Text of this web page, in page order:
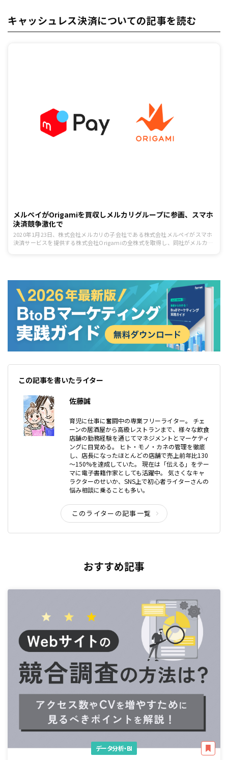
キャッシュレス決済についての記事を読む
メルペイがOrigamiを買収しメルカリグループに参画、スマホ
決済競争激化で
2020年1月23日、株式会社メルカリの子会社である株式会社メルペイがスマホ
決済サービスを提供する株式会社Origamiの全株式を取得し、同社がメルカリ
この記事を書いたライター
佐藤誠
育児に仕事に奮闘中の専業フリーライター。 チェ
ーンの居酒屋から高級レストランまで、様々な飲食
店舗の勤務経験を通じてマネジメントとマーケティ
ングに目覚める。 ヒト・モノ・カネの管理を徹底
し、店長になったほとんどの店舗で売上前年比130
～150%を達成していた。 現在は「伝える」をテー
マに電子書籍作家としても活躍中。 気さくなキャ
ラクターのせいか、SNS上で初心者ライターさんの
悩み相談に乗ることも多い。
このライターの記事一覧
おすすめ記事
データ分析・BI